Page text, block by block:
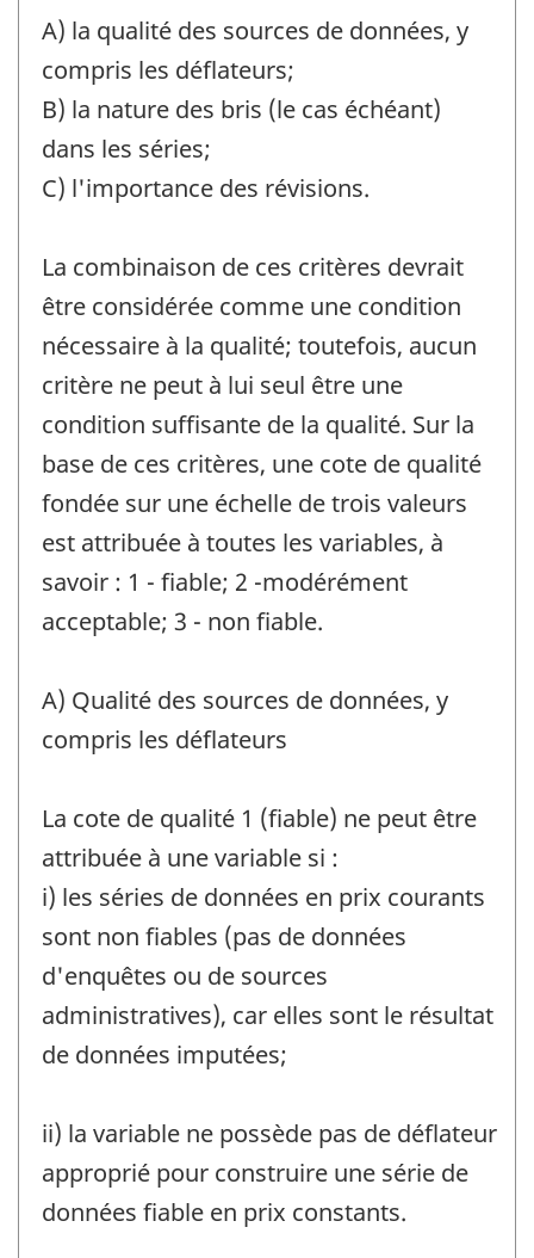
A) la qualité des sources de données, y
compris les déflateurs;
B) la nature des bris (le cas échéant)
dans les séries;
C) l'importance des révisions.
La combinaison de ces critères devrait
être considérée comme une condition
nécessaire à la qualité; toutefois, aucun
critère ne peut à lui seul être une
condition suffisante de la qualité. Sur la
base de ces critères, une cote de qualité
fondée sur une échelle de trois valeurs
est attribuée à toutes les variables, à
savoir : 1 - fiable; 2 -modérément
acceptable; 3 - non fiable.
A) Qualité des sources de données, y
compris les déflateurs
La cote de qualité 1 (fiable) ne peut être
attribuée à une variable si :
i) les séries de données en prix courants
sont non fiables (pas de données
d'enquêtes ou de sources
administratives), car elles sont le résultat
de données imputées;
ii) la variable ne possède pas de déflateur
approprié pour construire une série de
données fiable en prix constants.